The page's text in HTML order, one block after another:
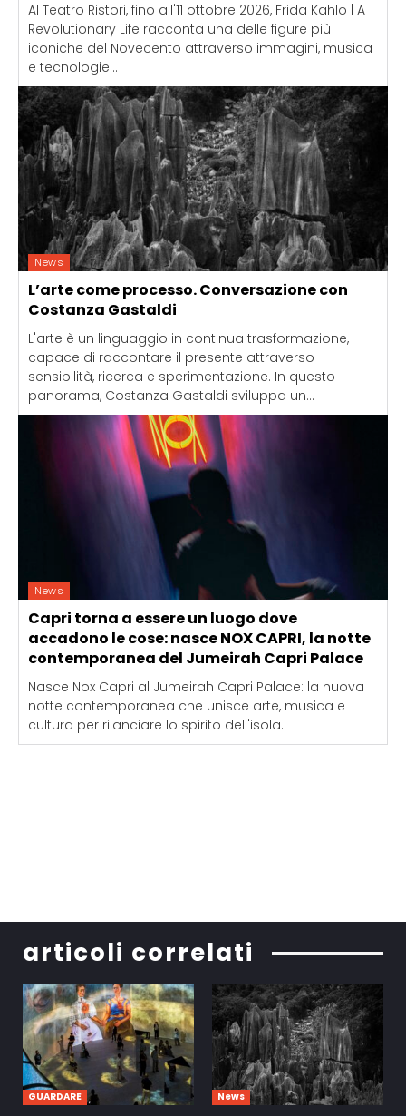
Al Teatro Ristori, fino all'11 ottobre 2026, Frida Kahlo | A
Revolutionary Life racconta una delle figure più
iconiche del Novecento attraverso immagini, musica
e tecnologie...
News
L’arte come processo. Conversazione con
Costanza Gastaldi
L'arte è un linguaggio in continua trasformazione,
capace di raccontare il presente attraverso
sensibilità, ricerca e sperimentazione. In questo
panorama, Costanza Gastaldi sviluppa un...
News
Capri torna a essere un luogo dove
accadono le cose: nasce NOX CAPRI, la notte
contemporanea del Jumeirah Capri Palace
Nasce Nox Capri al Jumeirah Capri Palace: la nuova
notte contemporanea che unisce arte, musica e
cultura per rilanciare lo spirito dell'isola.
articoli correlati
GUARDARE News